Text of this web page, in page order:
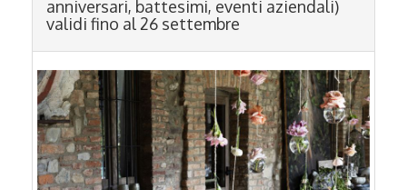
anniversari, battesimi, eventi aziendali)
validi fino al 26 settembre